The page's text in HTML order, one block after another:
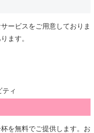
ービスをご用意しておりま
ます。
ィ
を無料でご提供します。お